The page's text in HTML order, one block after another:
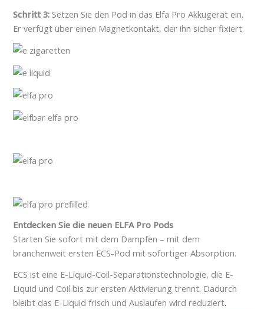
Schritt 3: Setzen Sie den Pod in das Elfa Pro Akkugerät ein.
Er verfügt über einen Magnetkontakt, der ihn sicher fixiert.
Entdecken Sie die neuen ELFA Pro Pods
Starten Sie sofort mit dem Dampfen – mit dem
branchenweit ersten ECS-Pod mit sofortiger Absorption.
ECS ist eine E-Liquid-Coil-Separationstechnologie, die E-
Liquid und Coil bis zur ersten Aktivierung trennt. Dadurch
bleibt das E-Liquid frisch und Auslaufen wird reduziert.